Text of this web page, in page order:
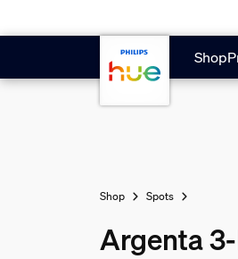
Shop
Shop Spots
Argenta